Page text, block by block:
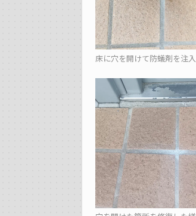
床に穴を開けて防蟻剤を注入